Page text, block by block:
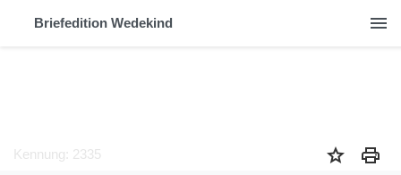
Briefedition Wedekind menu
Kennung: 2335 star print